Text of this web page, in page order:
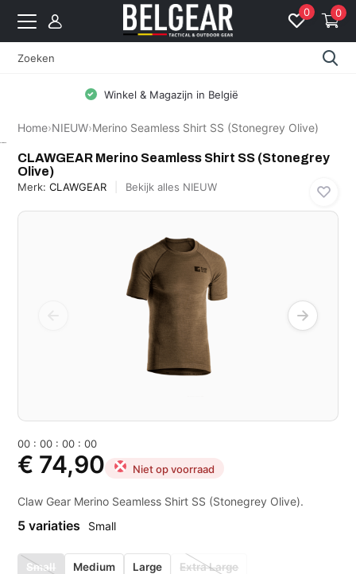
0 0
Gratis levering vanaf 99 EUR (BE: € 5 | NL: € 8)
Home›NIEUW›Merino Seamless Shirt SS (Stonegrey Olive)
CLAWGEAR Merino Seamless Shirt SS (Stonegrey
Olive)
Merk:CLAWGEAR Bekijk alles NIEUW
00 :00 :00 :00
€ 74,90 Niet op voorraad
Claw Gear Merino Seamless Shirt SS (Stonegrey Olive).
5 variaties Small
Small Medium Large Extra Large